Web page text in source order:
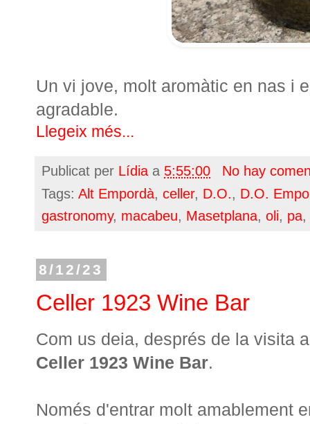
Un vi jove, molt aromàtic en nas i
agradable.
Llegeix més...
Publicat per Lídia a 5:55:00
No hay
Tags: Alt Empordà, celler, D.O., D.O.
gastronomy, macabeu, Masetplana, oli, pa,
8/12/23
Celler 1923 Wine Bar
Com us deia, després de la visita
Celler 1923 Wine Bar.
Només d'entrar molt amablement